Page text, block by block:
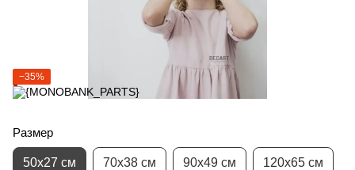
−35%
Размер
50х27 см 70х38 см 90х49 см 120х65 см